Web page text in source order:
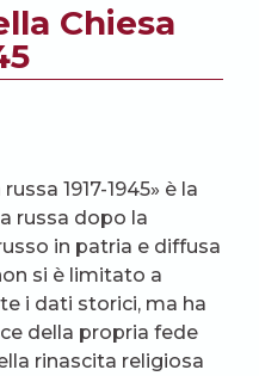
Chiesa
1917-1945» è la
russa dopo la
in patria e diffusa
si è limitato a
i dati storici, ma ha
della propria fede
rinascita religiosa